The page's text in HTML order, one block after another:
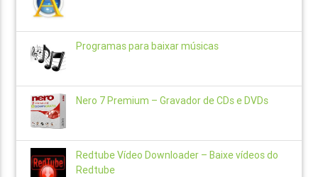
Programas para baixar músicas
Nero 7 Premium – Gravador de CDs e DVDs
Redtube Vídeo Downloader – Baixe vídeos do
Redtube